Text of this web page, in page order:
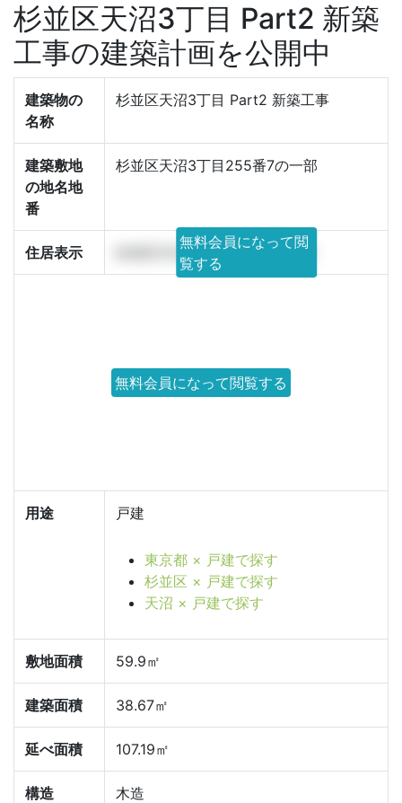
杉並区天沼3丁目 Part2 新築
工事の建築計画を公開中
建築物の
名称
杉並区天沼3丁目 Part2 新築工事
建築敷地
の地名地
番
杉並区天沼3丁目255番7の一部
住居表示 杉並区天沼3丁目35番以下未定
無料会員になって閲
覧する
無料会員になって閲覧する
用途 戸建
東京都 × 戸建で探す
杉並区 × 戸建で探す
天沼 × 戸建で探す
敷地面積 59.9㎡
建築面積 38.67㎡
延べ面積 107.19㎡
構造
木造